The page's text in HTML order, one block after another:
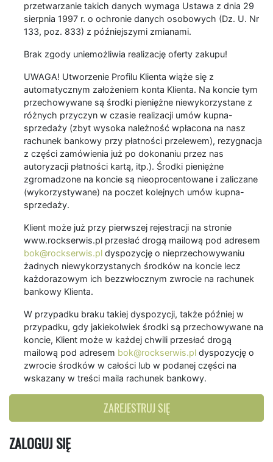
przetwarzanie takich danych wymaga Ustawa z dnia 29
sierpnia 1997 r. o ochronie danych osobowych (Dz. U. Nr
133, poz. 833) z późniejszymi zmianami.
Brak zgody uniemożliwia realizację oferty zakupu!
UWAGA! Utworzenie Profilu Klienta wiąże się z
automatycznym założeniem konta Klienta. Na koncie tym
przechowywane są środki pieniężne niewykorzystane z
różnych przyczyn w czasie realizacji umów kupna-
sprzedaży (zbyt wysoka należność wpłacona na nasz
rachunek bankowy przy płatności przelewem), rezygnacja
z części zamówienia już po dokonaniu przez nas
autoryzacji płatności kartą, itp.). Środki pieniężne
zgromadzone na koncie są nieoprocentowane i zaliczane
(wykorzystywane) na poczet kolejnych umów kupna-
sprzedaży.
Klient może już przy pierwszej rejestracji na stronie
www.rockserwis.pl przesłać drogą mailową pod adresem
bok@rockserwis.pl dyspozycję o nieprzechowywaniu
żadnych niewykorzystanych środków na koncie lecz
każdorazowym ich bezzwłocznym zwrocie na rachunek
bankowy Klienta.
W przypadku braku takiej dyspozycji, także później w
przypadku, gdy jakiekolwiek środki są przechowywane na
koncie, Klient może w każdej chwili przesłać drogą
mailową pod adresem bok@rockserwis.pl dyspozycję o
zwrocie środków w całości lub w podanej części na
wskazany w treści maila rachunek bankowy.
ZAREJESTRUJ SIĘ
ZALOGUJ SIĘ